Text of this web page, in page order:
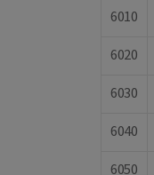
6010
6020
6030
6040
6050